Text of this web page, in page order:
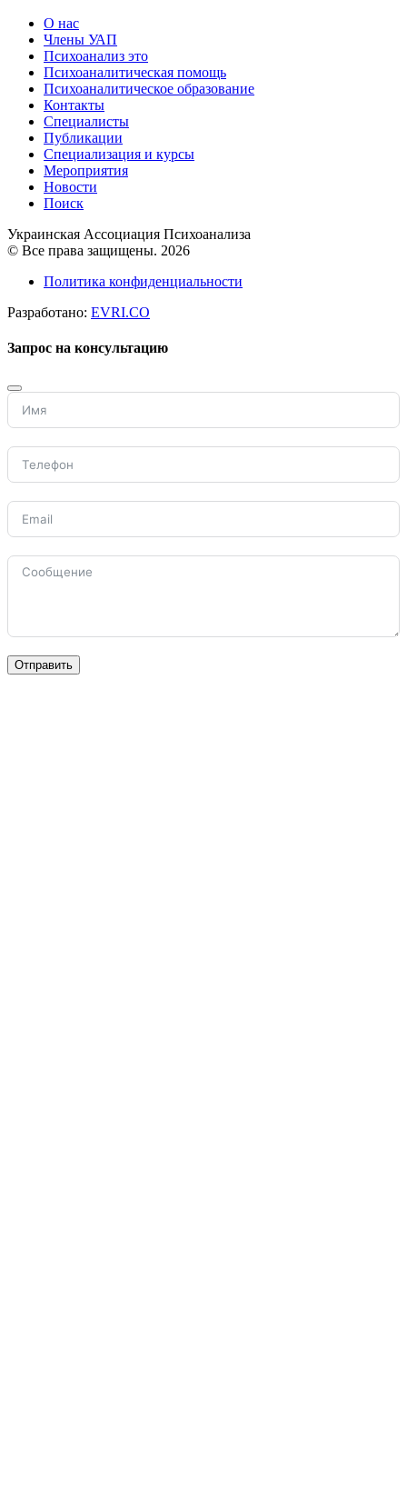
О нас
Члены УАП
Психоанализ это
Психоаналитическая помощь
Психоаналитическое образование
Контакты
Специалисты
Публикации
Специализация и курсы
Мероприятия
Новости
Поиск
Украинская Ассоциация Психоанализа
© Все права защищены. 2026
Политика конфиденциальности
Разработано: EVRI.CO
Запрос на консультацию
Отправить